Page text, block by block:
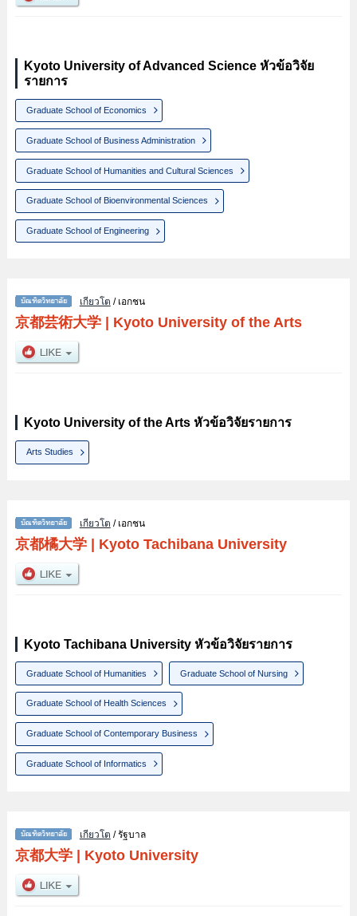
Kyoto University of Advanced Science หัวข้อวิจัย
รายการ
Graduate School of Economics
Graduate School of Business Administration
Graduate School of Humanities and Cultural Sciences
Graduate School of Bioenvironmental Sciences
Graduate School of Engineering
เกียวโต / เอกชน
京都芸術大学| Kyoto University of the Arts
Kyoto University of the Arts หัวข้อวิจัยรายการ
Arts Studies
เกียวโต / เอกชน
京都橘大学| Kyoto Tachibana University
Kyoto Tachibana University หัวข้อวิจัยรายการ
Graduate School of Humanities Graduate School of Nursing
Graduate School of Health Sciences
Graduate School of Contemporary Business
Graduate School of Informatics
เกียวโต / รัฐบาล
京都大学| Kyoto University